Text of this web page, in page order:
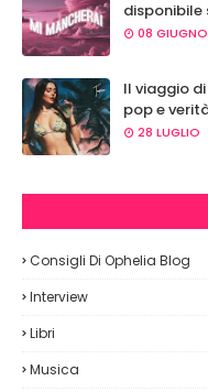
08 GIUGNO
Il viaggio
pop e
28 LUGLIO
Consigli Di Ophelia Blog
Interview
Libri
Musica